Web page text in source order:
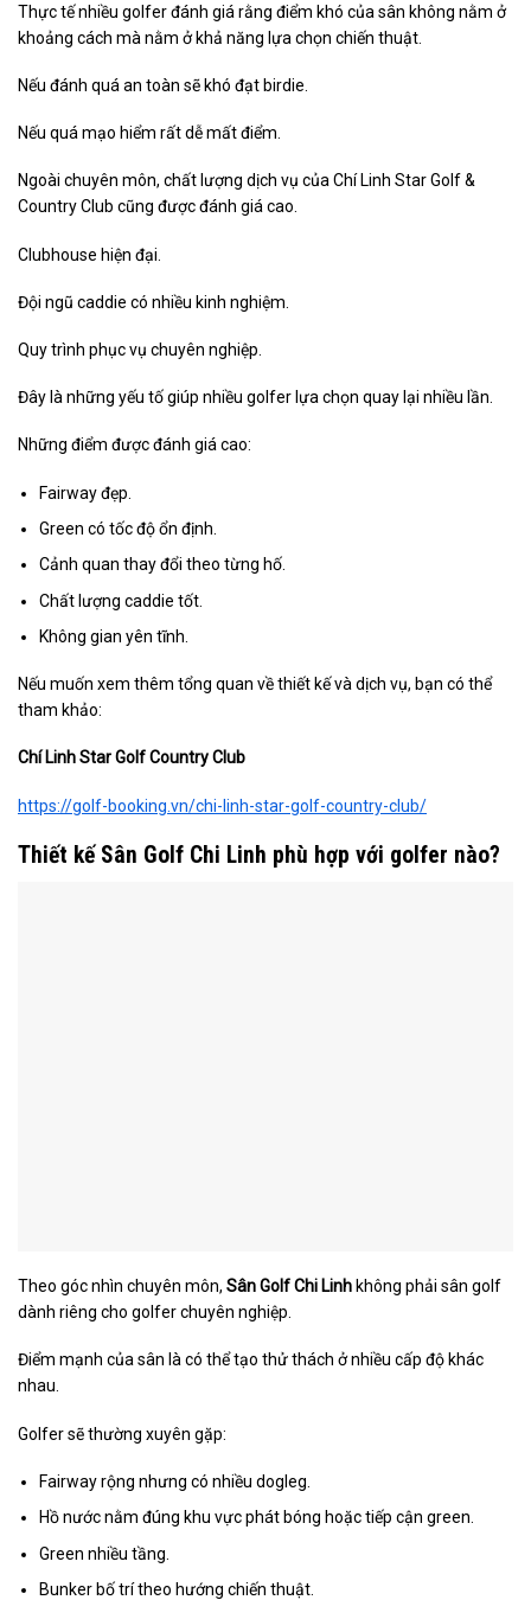
Thực tế nhiều golfer đánh giá rằng điểm khó của sân không nằm ở
khoảng cách mà nằm ở khả năng lựa chọn chiến thuật.
Nếu đánh quá an toàn sẽ khó đạt birdie.
Nếu quá mạo hiểm rất dễ mất điểm.
Ngoài chuyên môn, chất lượng dịch vụ của Chí Linh Star Golf &
Country Club cũng được đánh giá cao.
Clubhouse hiện đại.
Đội ngũ caddie có nhiều kinh nghiệm.
Quy trình phục vụ chuyên nghiệp.
Đây là những yếu tố giúp nhiều golfer lựa chọn quay lại nhiều lần.
Những điểm được đánh giá cao:
Fairway đẹp.
Green có tốc độ ổn định.
Cảnh quan thay đổi theo từng hố.
Chất lượng caddie tốt.
Không gian yên tĩnh.
Nếu muốn xem thêm tổng quan về thiết kế và dịch vụ, bạn có thể
tham khảo:
Chí Linh Star Golf Country Club
https://golf-booking.vn/chi-linh-star-golf-country-club/
Thiết kế Sân Golf Chi Linh phù hợp với golfer nào?
Theo góc nhìn chuyên môn, Sân Golf Chi Linh không phải sân golf
dành riêng cho golfer chuyên nghiệp.
Điểm mạnh của sân là có thể tạo thử thách ở nhiều cấp độ khác
nhau.
Golfer sẽ thường xuyên gặp:
Fairway rộng nhưng có nhiều dogleg.
Hồ nước nằm đúng khu vực phát bóng hoặc tiếp cận green.
Green nhiều tầng.
Bunker bố trí theo hướng chiến thuật.